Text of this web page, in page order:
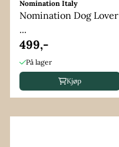
Nomination Italy
Nomination Dog Lover
...
499,-
På lager
Kjøp